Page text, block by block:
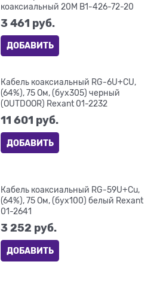
коаксиальный 20М B1-426-72-20
3 461 руб.
ДОБАВИТЬ
Кабель коаксиальный RG-6U+CU,
(64%), 75 Ом, (бух305) черный
(OUTDOOR) Rexant 01-2232
11 601 руб.
ДОБАВИТЬ
Кабель коаксиальный RG-59U+Cu,
(64%), 75 Ом, (бух100) белый Rexant
01-2641
3 252 руб.
ДОБАВИТЬ